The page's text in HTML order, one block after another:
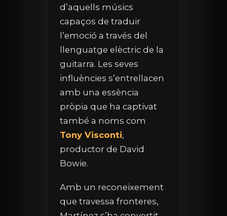
d’aquells músics
capaços de traduir
l’emoció a través del
llenguatge elèctric de la
guitarra. Les seves
influències s’entrellacen
amb una essència
pròpia que ha captivat
també a noms com
Tony Visconti,
productor de David
Bowie.
Amb un reconeixement
que travessa fronteres,